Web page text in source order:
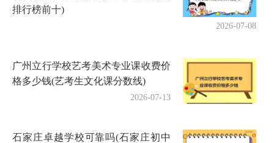
排行榜前十)
2026-07-08
广州立行学校艺考美术专业课收费价
格多少钱(艺考生文化课分数线)
2026-07-13
石家庄卓越学校可靠吗(石家庄初中